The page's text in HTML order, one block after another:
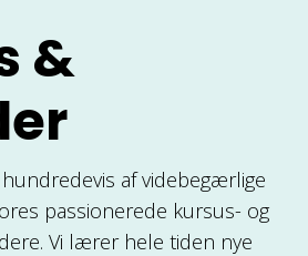
&
af videbegærlige
passionerede kursus- og
Vi lærer hele tiden nye